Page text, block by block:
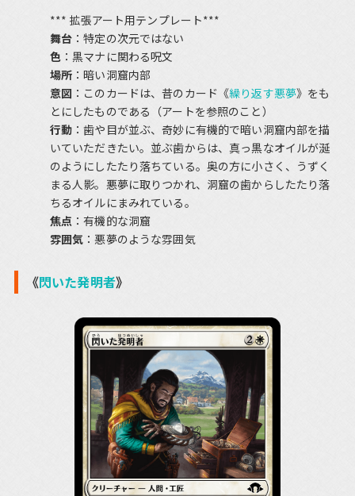
*** 拡張アート用テンプレート***
舞台 ：特定の次元ではない
色 ：黒マナに関わる呪文
場所 ：暗い洞窟内部
意図 ：このカードは、昔のカード《繰り返す悪夢》をも
とにしたものである（アートを参照のこと）
行動 ：歯や目が並ぶ、奇妙に有機的で暗い洞窟内部を描
いていただきたい。並ぶ歯からは、真っ黒なオイルが涎
のようにしたたり落ちている。奥の方に小さく、うずく
まる人影。悪夢に取りつかれ、洞窟の歯からしたたり落
ちるオイルにまみれている。
焦点 ：有機的な洞窟
雰囲気 ：悪夢のような雰囲気
《閃いた発明者》